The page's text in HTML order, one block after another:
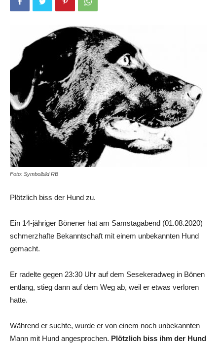
Foto: Symbolbild RB
Plötzlich biss der Hund zu.
Ein 14-jähriger Bönener hat am Samstagabend (01.08.2020)
schmerzhafte Bekanntschaft mit einem unbekannten Hund
gemacht.
Er radelte gegen 23:30 Uhr auf dem Sesekeradweg in Bönen
entlang, stieg dann auf dem Weg ab, weil er etwas verloren
hatte.
Während er suchte, wurde er von einem noch unbekannten
Mann mit Hund angesprochen. Plötzlich biss ihm der Hund